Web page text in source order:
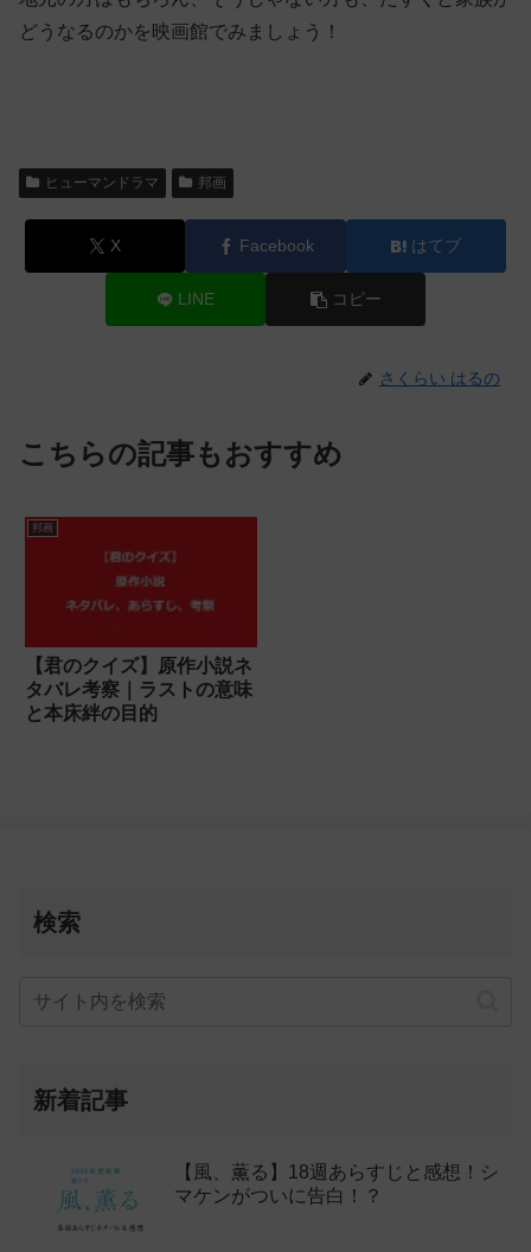
どうなるのかを映画館でみましょう！
ヒューマンドラマ 邦画
X Facebook はてブ
LINE コピー
さくらい はるの
こちらの記事もおすすめ
邦画
【君のクイズ】原作小説ネ
タバレ考察｜ラストの意味
と本床絆の目的
検索
新着記事
【風、薫る】18週あらすじと感想！シ
マケンがついに告白！？